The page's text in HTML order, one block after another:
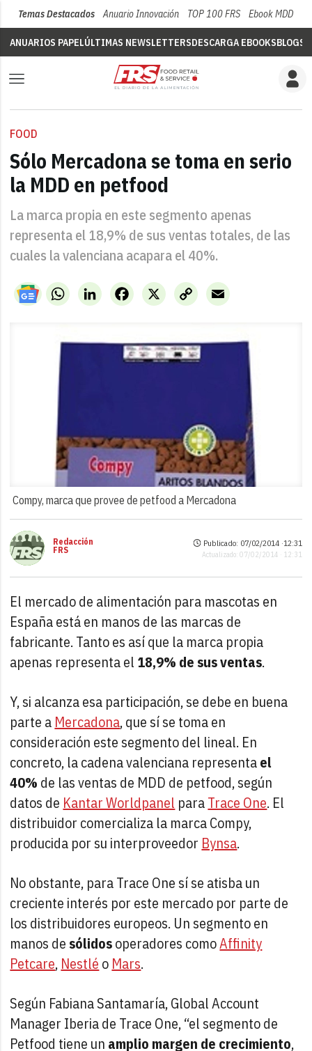
Temas Destacados Anuario Innovación TOP 100 FRS Ebook MDD
ANUARIOS PAPELÚLTIMAS NEWSLETTERSDESCARGA EBOOKSBLOGS
FOOD
Sólo Mercadona se toma en serio
la MDD en petfood
La marca propia en este segmento apenas
representa el 18,9% de sus ventas totales, de las
cuales la valenciana acapara el 40%.
WhatsAppLinkedIn X
Facebook
Copy
Link
Email
Compy, marca que provee de petfood a Mercadona
Redacción
FRS
Publicado: 07/02/2014 ·12:31
Actualizado: 07/02/2014 · 12:31
El mercado de alimentación para mascotas en
España está en manos de las marcas de
fabricante. Tanto es así que la marca propia
apenas representa el 18,9% de sus ventas.
Y, si alcanza esa participación, se debe en buena
parte a Mercadona, que sí se toma en
consideración este segmento del lineal. En
concreto, la cadena valenciana representael
40% de las ventas de MDD de petfood, según
datos de Kantar Worldpanel paraTrace One. El
distribuidor comercializa la marca Compy,
producida por su interproveedor Bynsa.
No obstante, para Trace One sí se atisba un
creciente interés por este mercado por parte de
los distribuidores europeos. Un segmento en
manos de sólidosoperadores comoAffinity
Petcare, Nestlé o Mars.
Según Fabiana Santamaría, Global Account
Manager Iberia de Trace One, “el segmento de
Petfood tiene un amplio margen de crecimiento,